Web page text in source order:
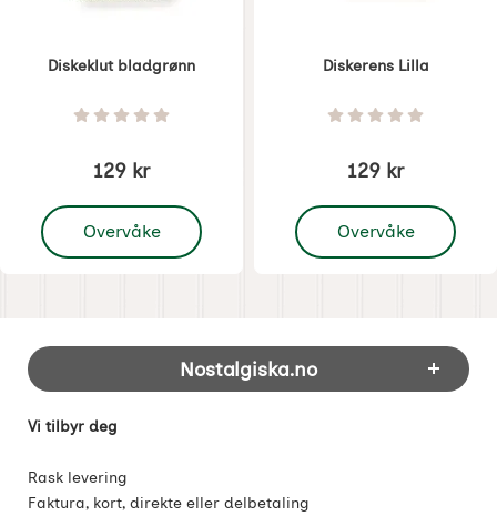
Diskeklut bladgrønn
Varenummer 3938Vurdering: 0 Stjerne av 5
129 kr
Overvåke
, Diskeklut bladgrønn
Diskerens Lilla
Varenummer 3940Vurdering: 0
129 kr
Overvåke
Footer-innhold Blandet informasjon og
Nostalgiska.no
Vi tilbyr deg
Rask levering
Faktura, kort, direkte eller delbetaling